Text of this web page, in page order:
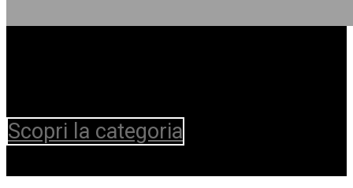
Scopri la categoria